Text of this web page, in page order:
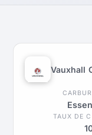
Vauxhall
TAUX DE